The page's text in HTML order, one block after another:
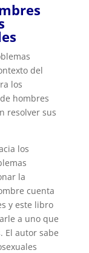
del
los
hombres
resolver sus
los
la
cuenta
y este libro
a uno que
El autor sabe